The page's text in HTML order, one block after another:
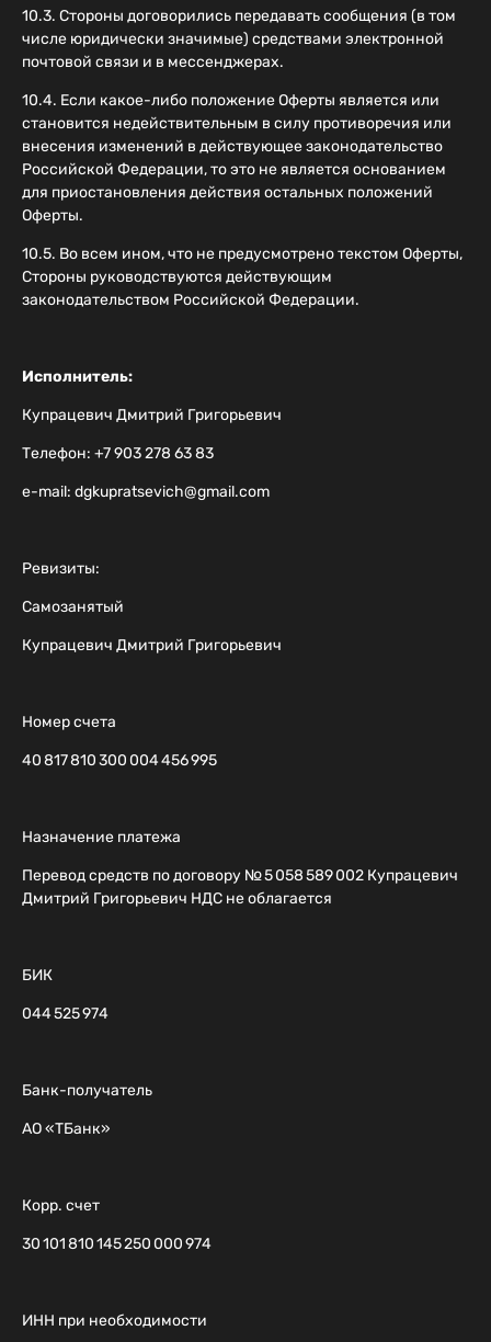
10.3. Стороны договорились передавать сообщения (в том
числе юридически значимые) средствами электронной
почтовой связи и в мессенджерах.
10.4. Если какое-либо положение Оферты является или
становится недействительным в силу противоречия или
внесения изменений в действующее законодательство
Российской Федерации, то это не является основанием
для приостановления действия остальных положений
Оферты.
10.5. Во всем ином, что не предусмотрено текстом Оферты,
Стороны руководствуются действующим
законодательством Российской Федерации.
Исполнитель:
Купрацевич Дмитрий Григорьевич
Телефон: +7 903 278 63 83
e-mail: dgkupratsevich@gmail.com
Ревизиты:
Самозанятый
Купрацевич Дмитрий Григорьевич
Номер счета
40 817 810 300 004 456 995
Назначение платежа
Перевод средств по договору № 5 058 589 002 Купрацевич
Дмитрий Григорьевич НДС не облагается
БИК
044 525 974
Банк-получатель
АО «ТБанк»
Корр. счет
30 101 810 145 250 000 974
ИНН при необходимости